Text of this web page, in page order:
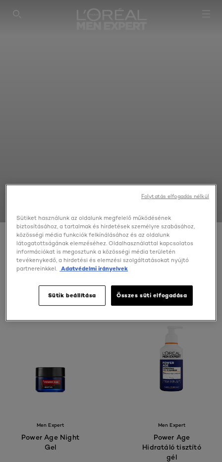
ELVÁRÁSOK
RÉSZLETEZÉSE
Men Expert
Power Age Night
Gel
Men Expert
Power Age
Hidratáló tisztító
gél
Sütiket használunk az oldalunk megfelelő működésének
biztosításához, a tartalmak és hirdetések személyre szabásához,
közösségi média funkciók felkínálásához és az oldalunk
látogatottságának elemzéséhez. Oldalhasználattal kapcsolatos
információkat is megosztunk a közösségi média területén
tevékenykedő, a hirdetési és elemzési szolgáltatásokat nyújtó
partnereinkkel.
Adatvédelmi irányelvek
Sütik beállítása Összes süti elfogadása
Folytatás elfogadás nélkül